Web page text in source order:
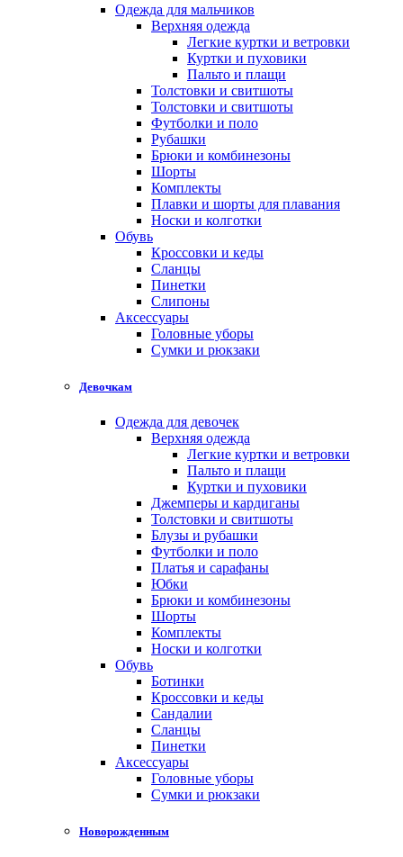
Одежда для мальчиков
Верхняя одежда
Легкие куртки и ветровки
Куртки и пуховики
Пальто и плащи
Толстовки и свитшоты
Толстовки и свитшоты
Футболки и поло
Рубашки
Брюки и комбинезоны
Шорты
Комплекты
Плавки и шорты для плавания
Носки и колготки
Обувь
Кроссовки и кеды
Сланцы
Пинетки
Слипоны
Аксессуары
Головные уборы
Сумки и рюкзаки
Девочкам
Одежда для девочек
Верхняя одежда
Легкие куртки и ветровки
Пальто и плащи
Куртки и пуховики
Джемперы и кардиганы
Толстовки и свитшоты
Блузы и рубашки
Футболки и поло
Платья и сарафаны
Юбки
Брюки и комбинезоны
Шорты
Комплекты
Носки и колготки
Обувь
Ботинки
Кроссовки и кеды
Сандалии
Сланцы
Пинетки
Аксессуары
Головные уборы
Сумки и рюкзаки
Новорожденным